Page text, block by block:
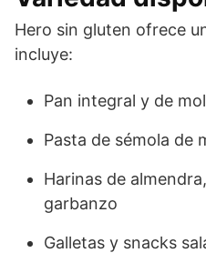
Hero sin gluten ofrece
incluye:
Pan integral y de
Pasta de sémola de
Harinas de
garbanzo
Galletas y snacks